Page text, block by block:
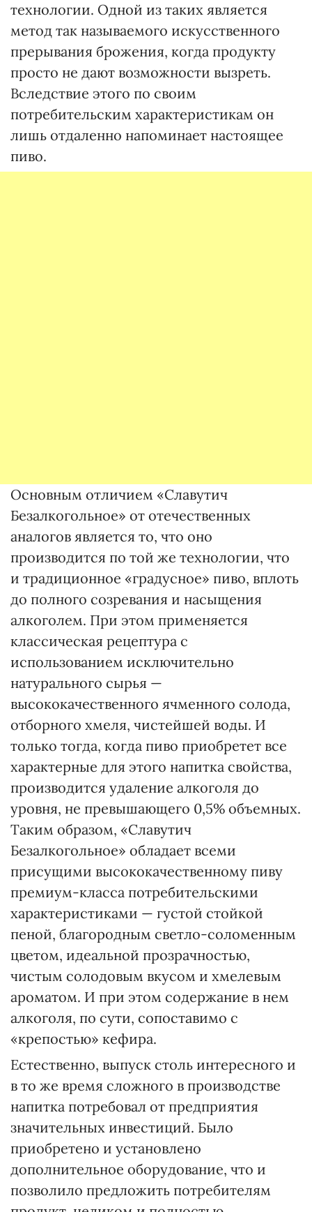
технологии. Одной из таких является
метод так называемого искусственного
прерывания брожения, когда продукту
просто не дают возможности вызреть.
Вследствие этого по своим
потребительским характеристикам он
лишь отдаленно напоминает настоящее
пиво.
Основным отличием «Славутич
Безалкогольное» от отечественных
аналогов является то, что оно
производится по той же технологии, что
и традиционное «градусное» пиво, вплоть
до полного созревания и насыщения
алкоголем. При этом применяется
классическая рецептура с
использованием исключительно
натурального сырья —
высококачественного ячменного солода,
отборного хмеля, чистейшей воды. И
только тогда, когда пиво приобретет все
характерные для этого напитка свойства,
производится удаление алкоголя до
уровня, не превышающего 0,5% объемных.
Таким образом, «Славутич
Безалкогольное» обладает всеми
присущими высококачественному пиву
премиум-класса потребительскими
характеристиками — густой стойкой
пеной, благородным светло-соломенным
цветом, идеальной прозрачностью,
чистым солодовым вкусом и хмелевым
ароматом. И при этом содержание в нем
алкоголя, по сути, сопоставимо с
«крепостью» кефира.
Естественно, выпуск столь интересного и
в то же время сложного в производстве
напитка потребовал от предприятия
значительных инвестиций. Было
приобретено и установлено
дополнительное оборудование, что и
позволило предложить потребителям